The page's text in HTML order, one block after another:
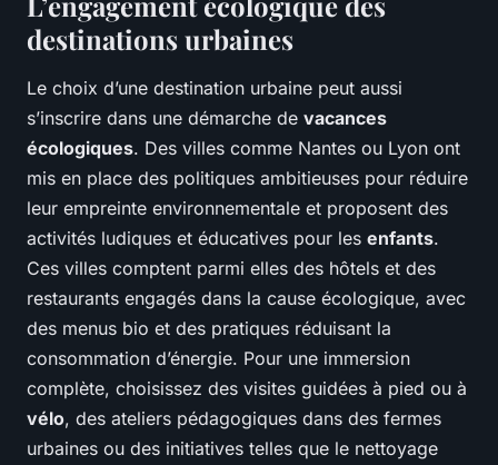
destinations urbaines
Le choix d’une destination urbaine peut aussi
s’inscrire dans une démarche de vacances
écologiques. Des villes comme Nantes ou Lyon ont
mis en place des politiques ambitieuses pour réduire
leur empreinte environnementale et proposent des
activités ludiques et éducatives pour les enfants.
Ces villes comptent parmi elles des hôtels et des
restaurants engagés dans la cause écologique, avec
des menus bio et des pratiques réduisant la
consommation d’énergie. Pour une immersion
complète, choisissez des visites guidées à pied ou à
vélo, des ateliers pédagogiques dans des fermes
urbaines ou des initiatives telles que le nettoyage